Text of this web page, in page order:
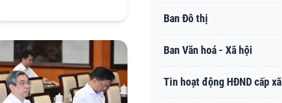
bếp ăn công nhân, trường học.
Ban Đô thị
Ban Văn hoá - Xã hội
Tin hoạt động HĐND cấp xã